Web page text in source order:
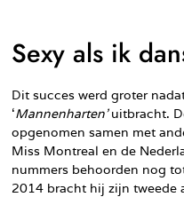
Sexy als ik
Dit succes werd groter
‘Mannenharten’uitbracht.
opgenomen samen met
Miss Montreal en de
nummers behoorden nog
2014 bracht hij zijn tweede